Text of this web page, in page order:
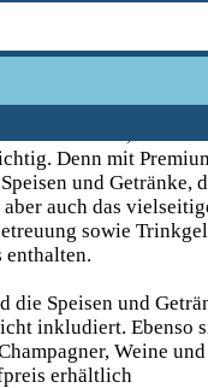
die automatisch im
aber alles
und dabei auf
Denn mit
und Getränke,
auch das
sowie
enthalten.
die Speisen und
inkludiert. Ebenso
Weine und
erhältlich